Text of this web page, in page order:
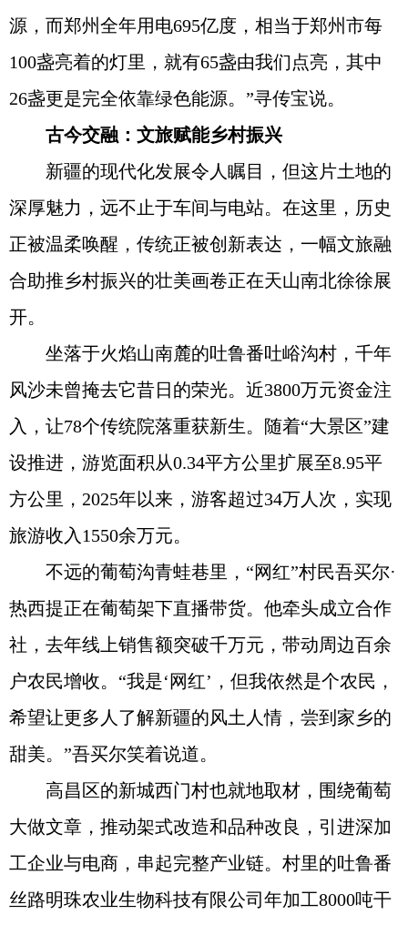
源，而郑州全年用电695亿度，相当于郑州市每
100盏亮着的灯里，就有65盏由我们点亮，其中
26盏更是完全依靠绿色能源。”寻传宝说。
古今交融：文旅赋能乡村振兴
新疆的现代化发展令人瞩目，但这片土地的
深厚魅力，远不止于车间与电站。在这里，历史
正被温柔唤醒，传统正被创新表达，一幅文旅融
合助推乡村振兴的壮美画卷正在天山南北徐徐展
开。
坐落于火焰山南麓的吐鲁番吐峪沟村，千年
风沙未曾掩去它昔日的荣光。近3800万元资金注
入，让78个传统院落重获新生。随着“大景区”建
设推进，游览面积从0.34平方公里扩展至8.95平
方公里，2025年以来，游客超过34万人次，实现
旅游收入1550余万元。
不远的葡萄沟青蛙巷里，“网红”村民吾买尔·
热西提正在葡萄架下直播带货。他牵头成立合作
社，去年线上销售额突破千万元，带动周边百余
户农民增收。“我是‘网红’，但我依然是个农民，
希望让更多人了解新疆的风土人情，尝到家乡的
甜美。”吾买尔笑着说道。
高昌区的新城西门村也就地取材，围绕葡萄
大做文章，推动架式改造和品种改良，引进深加
工企业与电商，串起完整产业链。村里的吐鲁番
丝路明珠农业生物科技有限公司年加工8000吨干